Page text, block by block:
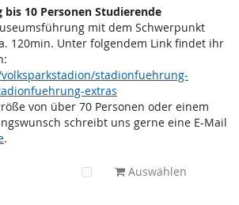
10 Personen Studierende
mit dem Schwerpunkt
120min. Unter folgendem Link findet ihr
stadionfuehrung-
extras
von über 70 Personen oder einem
schreibt uns gerne eine E-Mail
.
Auswählen